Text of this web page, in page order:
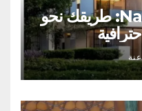
شركة Nations of Sky: طريقك نحو